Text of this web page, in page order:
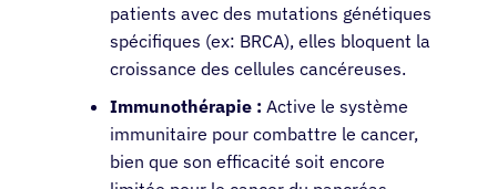
patients avec des mutations génétiques
spécifiques (ex: BRCA), elles bloquent la
croissance des cellules cancéreuses.
Immunothérapie : Active le système
immunitaire pour combattre le cancer,
bien que son efficacité soit encore